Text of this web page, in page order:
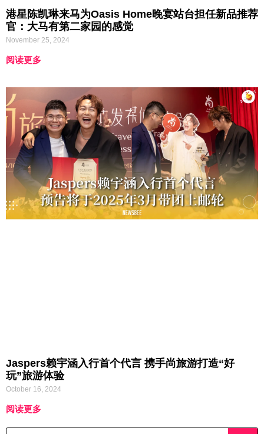
港星陈凯琳来马为Oasis Home晚宴站台担任新品推荐
官：大马有第二家园的感觉
November 25, 2024
阅读更多
Jaspers赖宇涵入行首个代言 携手尚旅游打造“好
玩”旅游体验
October 16, 2024
阅读更多